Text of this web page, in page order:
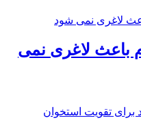
باعث لاغری نمی